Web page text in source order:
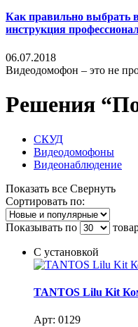
Как правильно выбрать
инструкция
06.07.2018
Видеодомофон – это не
Решения
СКУД
Видеодомофоны
Видеонаблюдение
Показать все Свернуть
Сортировать по:
Показывать по
С установкой
TANTOS Lilu Kit
Арт: 0129